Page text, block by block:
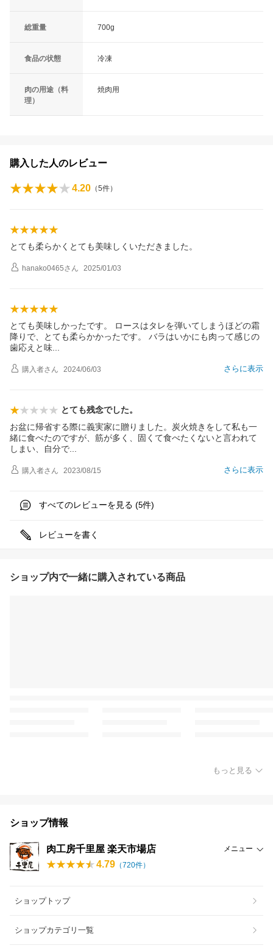
総重量 700g
食品の状態 冷凍
肉の用途（料
理）
焼肉用
購入した人のレビュー
4.20 （5件）
とても柔らかくとても美味しくいただきました。
hanako0465さん 2025/01/03
とても美味しかったです。 ロースはタレを弾いてしまうほどの霜
降りで、とても柔らかかったです。 バラはいかにも肉って感じの
歯応えと味
さらに表示
購入者さん 2024/06/03
とても残念でした。
お盆に帰省する際に義実家に贈りました。炭火焼きをして私も一
緒に食べたのですが、筋が多く、固くて食べたくないと言われて
しまい、自分で
さらに表示
購入者さん 2023/08/15
すべてのレビューを見る (5件)
レビューを書く
ショップ内で一緒に購入されている商品
もっと見る
ショップ情報
肉工房千里屋 楽天市場店 メニュー
4.79 （720件）
ショップトップ
ショップカテゴリ一覧